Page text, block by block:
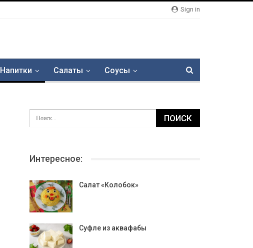
Sign in
Напитки Салаты Соусы
Интересное:
Салат «Колобок»
Суфле из аквафабы